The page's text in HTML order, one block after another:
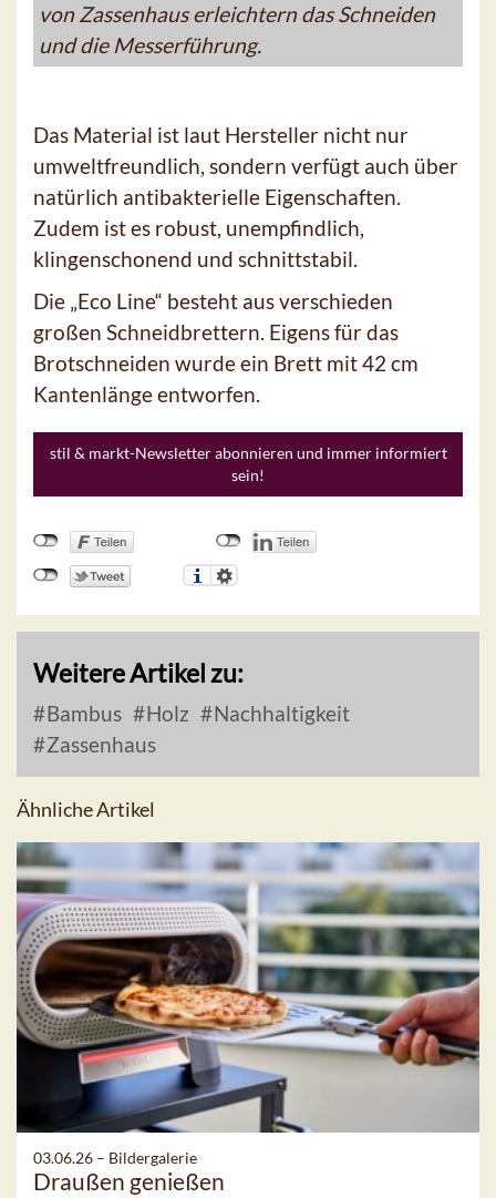
von Zassenhaus erleichtern das Schneiden
und die Messerführung.
Das Material ist laut Hersteller nicht nur
umweltfreundlich, sondern verfügt auch über
natürlich antibakterielle Eigenschaften.
Zudem ist es robust, unempfindlich,
klingenschonend und schnittstabil.
Die „Eco Line“ besteht aus verschieden
großen Schneidbrettern. Eigens für das
Brotschneiden wurde ein Brett mit 42 cm
Kantenlänge entworfen.
stil & markt-Newsletter abonnieren und immer informiert
sein!
Weitere Artikel zu:
Bambus Holz
Nachhaltigkeit
Zassenhaus
Ähnliche Artikel
03.06.26 – Bildergalerie
Draußen genießen